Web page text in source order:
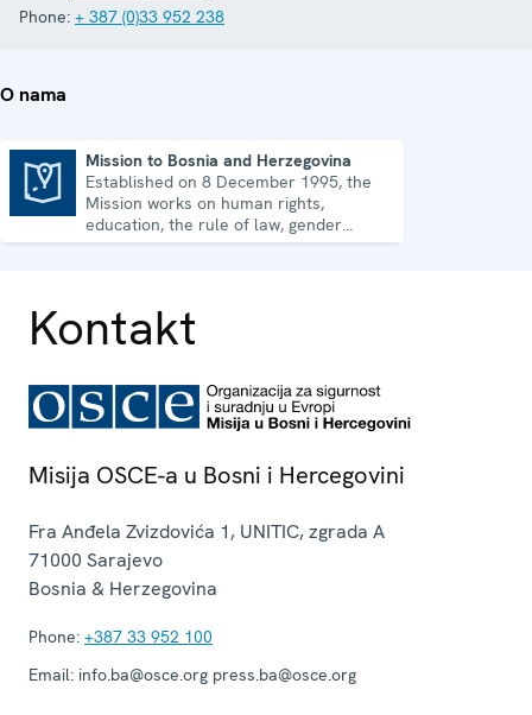
Phone: + 387 (0)33 952 238
O nama
Mission to Bosnia and Herzegovina
Established on 8 December 1995, the
Mission works on human rights,
education, the rule of law, gender
equality, governance and security co-
Kontakt
Misija OSCE-a u Bosni i Hercegovini
Fra Anđela Zvizdovića 1, UNITIC, zgrada A
71000 Sarajevo
Bosnia & Herzegovina
Phone: +387 33 952 100
Email: info.ba@osce.org press.ba@osce.org